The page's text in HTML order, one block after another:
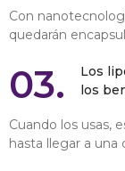
Con
quedarán
03.
Los
los
Cuando los usas,
hasta llegar a una